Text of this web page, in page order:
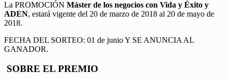
La PROMOCIÓN Máster de los negocios con Vida y Éxito y
ADEN, estará vigente del 20 de marzo de 2018 al 20 de mayo de
2018.
FECHA DEL SORTEO: 01 de junio Y SE ANUNCIA AL
GANADOR.
SOBRE EL PREMIO